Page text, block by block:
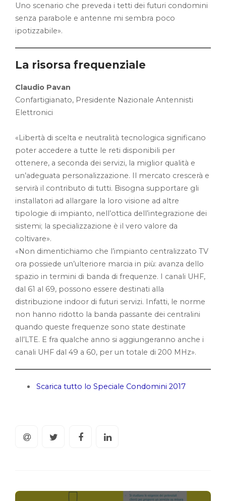
Uno scenario che preveda i tetti dei futuri condomini
senza parabole e antenne mi sembra poco
ipotizzabile».
La risorsa frequenziale
Claudio Pavan
Confartigianato, Presidente Nazionale Antennisti
Elettronici
«Libertà di scelta e neutralità tecnologica significano
poter accedere a tutte le reti disponibili per
ottenere, a seconda dei servizi, la miglior qualità e
un’adeguata personalizzazione. Il mercato crescerà e
servirà il contributo di tutti. Bisogna supportare gli
installatori ad allargare la loro visione ad altre
tipologie di impianto, nell’ottica dell’integrazione dei
sistemi; la specializzazione è il vero valore da
coltivare».
«Non dimentichiamo che l’impianto centralizzato TV
ora possiede un’ulteriore marcia in più: avanza dello
spazio in termini di banda di frequenze. I canali UHF,
dal 61 al 69, possono essere destinati alla
distribuzione indoor di futuri servizi. Infatti, le norme
non hanno ridotto la banda passante dei centralini
quando queste frequenze sono state destinate
all’LTE. E fra qualche anno si aggiungeranno anche i
canali UHF dal 49 a 60, per un totale di 200 MHz».
Scarica tutto lo Speciale Condomini 2017